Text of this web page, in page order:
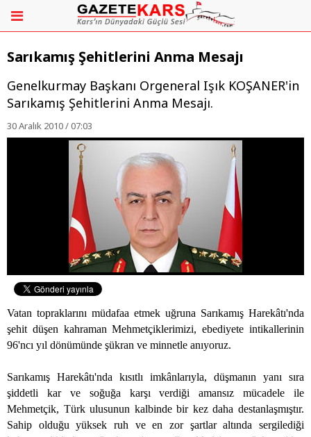
Sarıkamış Şehitlerini Anma Mesajı
Genelkurmay Başkanı Orgeneral Işık KOŞANER'in
Sarıkamış Şehitlerini Anma Mesajı.
30 Aralık 2010 / 07:03
Vatan topraklarını müdafaa etmek uğruna Sarıkamış Harekâtı'nda
şehit düşen kahraman Mehmetçiklerimizi, ebediyete intikallerinin
96'ncı yıl dönümünde şükran ve minnetle anıyoruz.
Sarıkamış Harekâtı'nda kısıtlı imkânlarıyla, düşmanın yanı sıra
şiddetli kar ve soğuğa karşı verdiği amansız mücadele ile
Mehmetçik, Türk ulusunun kalbinde bir kez daha destanlaşmıştır.
Sahip olduğu yüksek ruh ve en zor şartlar altında sergilediği